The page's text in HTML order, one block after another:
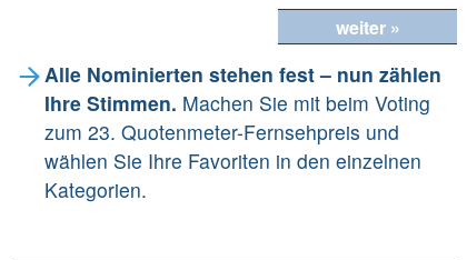
weiter »
Alle Nominierten stehen fest – nun zählen
Ihre Stimmen. Machen Sie mit beim Voting
zum 23. Quotenmeter-Fernsehpreis und
wählen Sie Ihre Favoriten in den einzelnen
Kategorien.